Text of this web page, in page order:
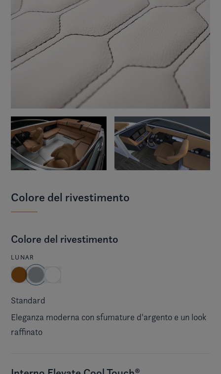
Colore del rivestimento
Colore del rivestimento
LUNAR
Standard
Eleganza moderna con sfumature d'argento e un look
raffinato